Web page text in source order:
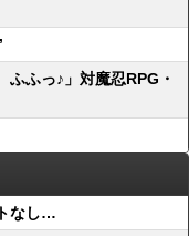
ふふっ♪」対魔忍RPG・
なし…